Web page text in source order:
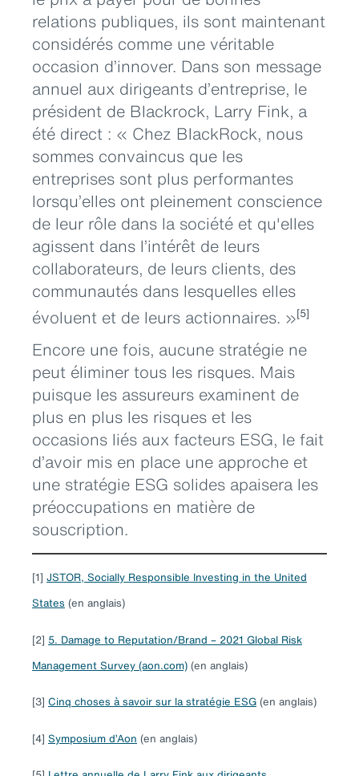
relations publiques, ils sont maintenant
considérés comme une véritable
occasion d’innover. Dans son message
annuel aux dirigeants d’entreprise, le
président de Blackrock, Larry Fink, a
été direct : « Chez BlackRock, nous
sommes convaincus que les
entreprises sont plus performantes
lorsqu’elles ont pleinement conscience
de leur rôle dans la société et qu'elles
agissent dans l’intérêt de leurs
collaborateurs, de leurs clients, des
communautés dans lesquelles elles
évoluent et de leurs actionnaires. »[5]
Encore une fois, aucune stratégie ne
peut éliminer tous les risques. Mais
puisque les assureurs examinent de
plus en plus les risques et les
occasions liés aux facteurs ESG, le fait
d’avoir mis en place une approche et
une stratégie ESG solides apaisera les
préoccupations en matière de
souscription.
[1] JSTOR, Socially Responsible Investing in the United
States (en anglais)
[2] 5. Damage to Reputation/Brand – 2021 Global Risk
Management Survey (aon.com) (en anglais)
[3] Cinq choses à savoir sur la stratégie ESG (en anglais)
[4] Symposium d’Aon (en anglais)